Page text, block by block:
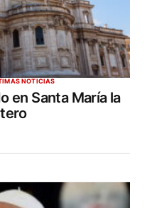
NOTICIAS
en Santa María la